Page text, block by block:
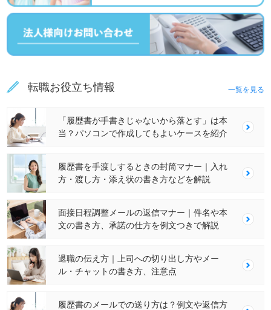
転職お役立ち情報 一覧を見る
「履歴書が手書きじゃないから落とす」は本
当？パソコンで作成してもよいケースを紹介
履歴書を手渡しするときの封筒マナー｜入れ
方・渡し方・添え状の書き方などを解説
面接日程調整メールの返信マナー｜件名や本
文の書き方、承諾の仕方を例文つきで解説
退職の伝え方｜上司への切り出し方やメー
ル・チャットの書き方、注意点
履歴書のメールでの送り方は？例文や返信方